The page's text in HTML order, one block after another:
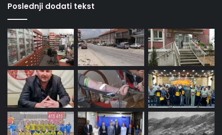
Poslednji dodati tekst